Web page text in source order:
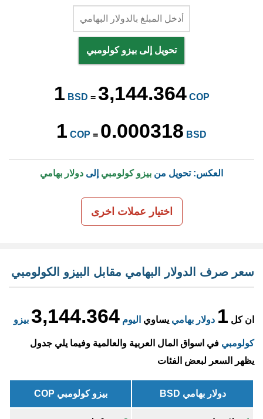
تحويل إلى بيزو كولومبي
1 BSD = 3,144.364 COP
1 COP = 0.000318 BSD
العكس: تحويل من بيزو كولومبي إلى دولار بهامي
اختيار عملات اخرى
سعر صرف الدولار البهامي مقابل البيزو الكولومبي
ان كل 1 دولار بهامي يساوي اليوم 3,144.364 بيزو
كولومبي في اسواق المال العربية والعالمية وفيما يلي جدول
يظهر السعر لبعض الفئات
دولار بهامي BSD بيزو كولومبي COP